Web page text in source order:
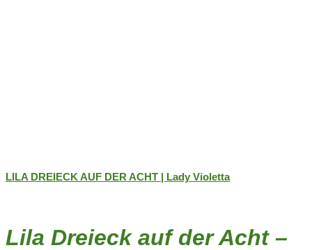
LILA DREIECK AUF DER ACHT | Lady Violetta
Lila Dreieck auf der Acht –